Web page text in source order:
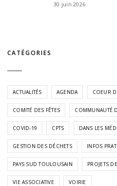
30 juin 2026
CATÉGORIES
ACTUALITÉS AGENDA COEUR
COMITÉ DES FÊTES COMMUNAUTÉ
COVID-19 CPTS DANS LES
GESTION DES DÉCHETS INFOS
PAYS SUD TOULOUSAIN PROJETS
VIE ASSOCIATIVE VOIRIE